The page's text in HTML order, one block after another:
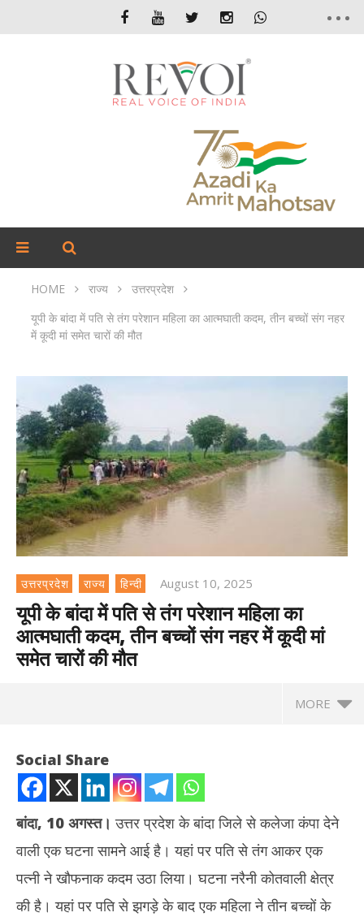
HOME राज्य
उत्तरप्रदेश
यूपी के बांदा में पति से तंग परेशान महिला का आत्मघाती कदम, तीन बच्चों संग नहर
में कूदी मां समेत चारों की मौत
उत्तरप्रदेश राज्य हिन्दी August 10, 2025
यूपी के बांदा में पति से तंग परेशान महिला का
आत्मघाती कदम, तीन बच्चों संग नहर में कूदी मां
समेत चारों की मौत
MORE
Social Share
बांदा, 10 अगस्त। उत्तर प्रदेश के बांदा जिले से कलेजा कंपा देने
वाली एक घटना सामने आई है। यहां पर पति से तंग आकर एक
पत्नी ने खौफनाक कदम उठा लिया। घटना नरैनी कोतवाली क्षेत्र
की है। यहां पर पति से झगड़े के बाद एक महिला ने तीन बच्चों के